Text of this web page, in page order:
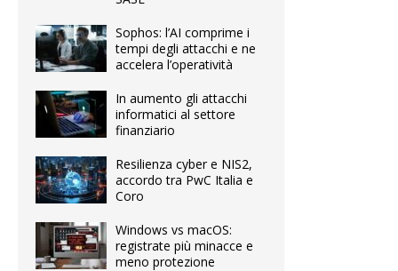
Sophos: l’AI comprime i
tempi degli attacchi e ne
accelera l’operatività
In aumento gli attacchi
informatici al settore
finanziario
Resilienza cyber e NIS2,
accordo tra PwC Italia e
Coro
Windows vs macOS:
registrate più minacce e
meno protezione